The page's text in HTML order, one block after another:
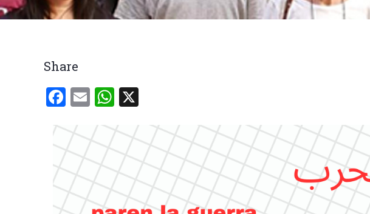
Breadcrumb
Share
Facebook
EmailWhatsApp